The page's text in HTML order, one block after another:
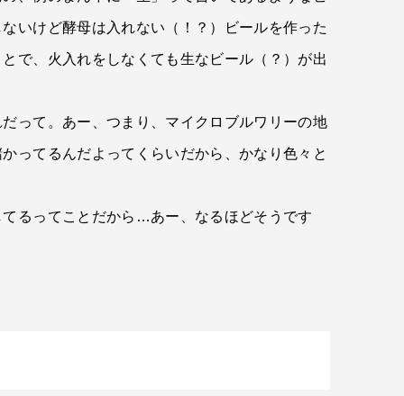
いけど酵母は入れない（！？）ビールを作った
で、火入れをしなくても生なビール（？）が出
って。あー、つまり、マイクロブルワリーの地
ってるんだよってくらいだから、かなり色々と
るってことだから…あー、なるほどそうです